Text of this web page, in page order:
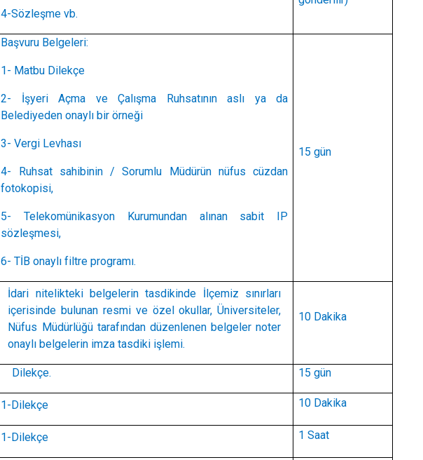
4-Sözleşme vb.
Başvuru Belgeleri:
1- Matbu Dilekçe
2- İşyeri Açma ve Çalışma Ruhsatının aslı ya da
Belediyeden onaylı bir örneği
3- Vergi Levhası
4- Ruhsat sahibinin / Sorumlu Müdürün nüfus cüzdan
fotokopisi,
5- Telekomünikasyon Kurumundan alınan sabit IP
sözleşmesi,
6- TİB onaylı filtre programı.
15 gün
İdari nitelikteki belgelerin tasdikinde İlçemiz sınırları
içerisinde bulunan resmi ve özel okullar, Üniversiteler,
Nüfus Müdürlüğü tarafından düzenlenen belgeler noter
onaylı belgelerin imza tasdiki işlemi.
10 Dakika
Dilekçe. 15 gün
1-Dilekçe 10 Dakika
1-Dilekçe 1 Saat